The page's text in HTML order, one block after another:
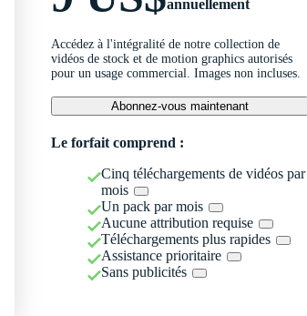
annuellement
Accédez à l'intégralité de notre collection de
vidéos de stock et de motion graphics autorisés
pour un usage commercial. Images non incluses.
Abonnez-vous maintenant
Le forfait comprend :
Cinq téléchargements de vidéos par
mois
Un pack par mois
Aucune attribution requise
Téléchargements plus rapides
Assistance prioritaire
Sans publicités